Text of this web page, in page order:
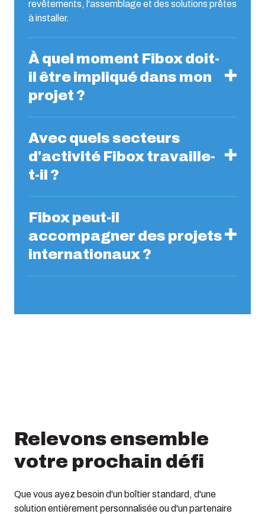
revêtements, l'assemblage et des solutions prêtes
à installer.
À quel moment Fibox doit-
il être impliqué dans mon
projet ?
Avec quels secteurs
d'activité Fibox travaille-
t-il ?
Fibox peut-il
accompagner des projets
internationaux ?
Relevons ensemble
votre prochain défi
Que vous ayez besoin d'un boîtier standard, d'une
solution entièrement personnalisée ou d'un partenaire